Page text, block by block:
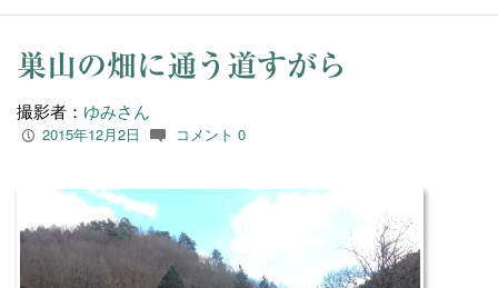
巣山の畑に通う道すがら
撮影者： ゆみさん
P 2015年12月2日 c コメント 0